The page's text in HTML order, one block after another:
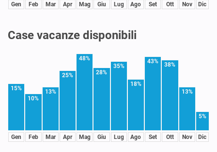
Gen Feb Mar Apr Mag Giu Lug Ago Set Ott Nov Dic
Case vacanze disponibili
15%
Gen
10%
Feb
13%
Mar
25%
Apr
48%
Mag
28%
Giu
35%
Lug
18%
Ago
43%
Set
38%
Ott
13%
Nov
5%
Dic